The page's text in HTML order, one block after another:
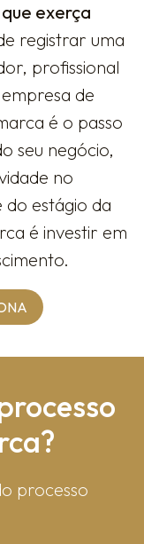
exerça
registrar uma
profissional
de
é o passo
seu negócio,
no
estágio da
é investir em
processo